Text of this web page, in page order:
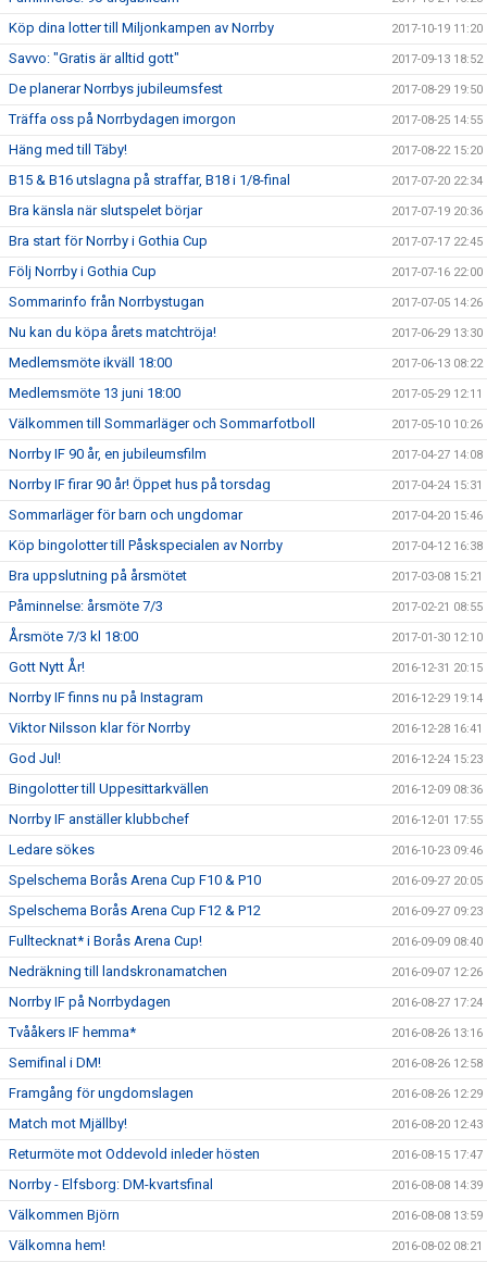
Köp dina lotter till Miljonkampen av Norrby 2017-10-19 11:20
Savvo: "Gratis är alltid gott" 2017-09-13 18:52
De planerar Norrbys jubileumsfest 2017-08-29 19:50
Träffa oss på Norrbydagen imorgon 2017-08-25 14:55
Häng med till Täby! 2017-08-22 15:20
B15 & B16 utslagna på straffar, B18 i 1/8-final 2017-07-20 22:34
Bra känsla när slutspelet börjar 2017-07-19 20:36
Bra start för Norrby i Gothia Cup 2017-07-17 22:45
Följ Norrby i Gothia Cup 2017-07-16 22:00
Sommarinfo från Norrbystugan 2017-07-05 14:26
Nu kan du köpa årets matchtröja! 2017-06-29 13:30
Medlemsmöte ikväll 18:00 2017-06-13 08:22
Medlemsmöte 13 juni 18:00 2017-05-29 12:11
Välkommen till Sommarläger och Sommarfotboll 2017-05-10 10:26
Norrby IF 90 år, en jubileumsfilm 2017-04-27 14:08
Norrby IF firar 90 år! Öppet hus på torsdag 2017-04-24 15:31
Sommarläger för barn och ungdomar 2017-04-20 15:46
Köp bingolotter till Påskspecialen av Norrby 2017-04-12 16:38
Bra uppslutning på årsmötet 2017-03-08 15:21
Påminnelse: årsmöte 7/3 2017-02-21 08:55
Årsmöte 7/3 kl 18:00 2017-01-30 12:10
Gott Nytt År! 2016-12-31 20:15
Norrby IF finns nu på Instagram 2016-12-29 19:14
Viktor Nilsson klar för Norrby 2016-12-28 16:41
God Jul! 2016-12-24 15:23
Bingolotter till Uppesittarkvällen 2016-12-09 08:36
Norrby IF anställer klubbchef 2016-12-01 17:55
Ledare sökes 2016-10-23 09:46
Spelschema Borås Arena Cup F10 & P10 2016-09-27 20:05
Spelschema Borås Arena Cup F12 & P12 2016-09-27 09:23
Fulltecknat* i Borås Arena Cup! 2016-09-09 08:40
Nedräkning till landskronamatchen 2016-09-07 12:26
Norrby IF på Norrbydagen 2016-08-27 17:24
Tvååkers IF hemma* 2016-08-26 13:16
Semifinal i DM! 2016-08-26 12:58
Framgång för ungdomslagen 2016-08-26 12:29
Match mot Mjällby! 2016-08-20 12:43
Returmöte mot Oddevold inleder hösten 2016-08-15 17:47
Norrby - Elfsborg: DM-kvartsfinal 2016-08-08 14:39
Välkommen Björn 2016-08-08 13:59
Välkomna hem! 2016-08-02 08:21